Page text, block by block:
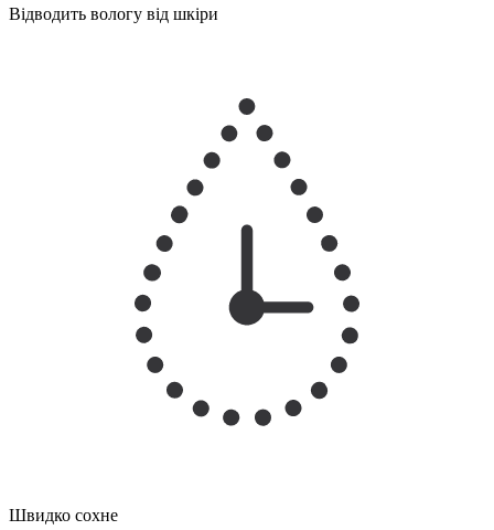
Відводить вологу від шкіри
Швидко сохне